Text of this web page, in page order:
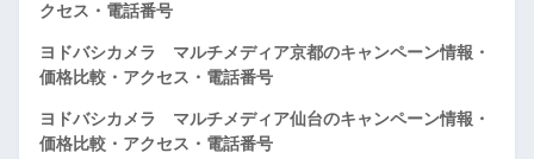
クセス・電話番号
ヨドバシカメラ マルチメディア京都のキャンペーン情報・
価格比較・アクセス・電話番号
ヨドバシカメラ マルチメディア仙台のキャンペーン情報・
価格比較・アクセス・電話番号